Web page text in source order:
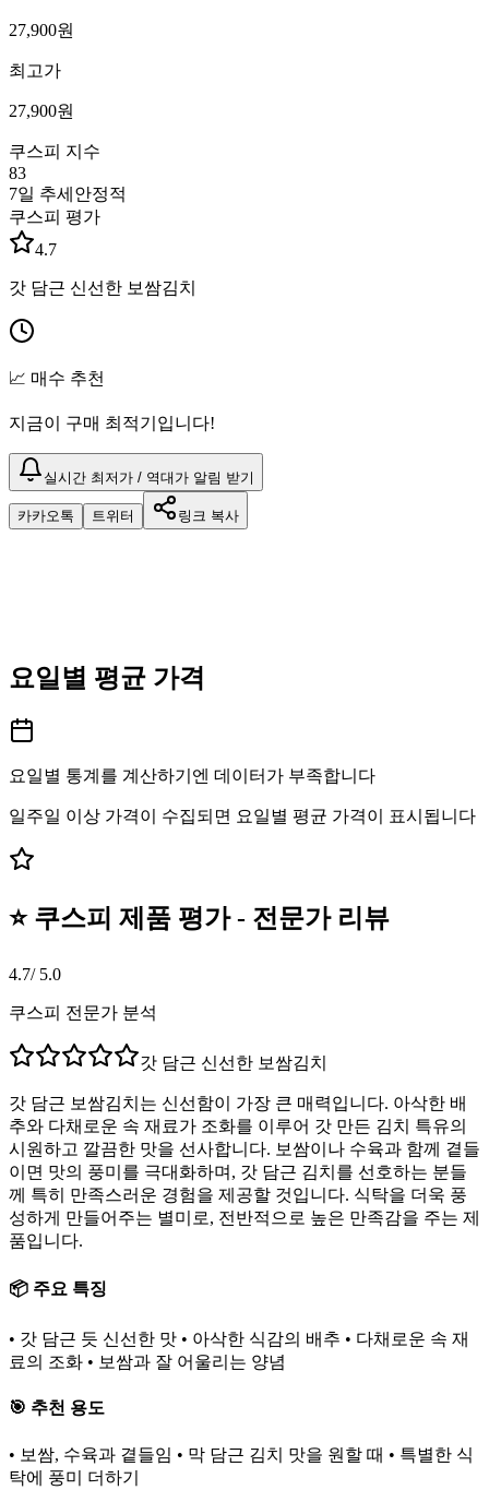
27,900원
최고가
27,900원
쿠스피 지수
83
7일 추세 안정적
쿠스피 평가
4.7
갓 담근 신선한 보쌈김치
📈 매수 추천
지금이 구매 최적기입니다!
실시간 최저가 / 역대가 알림 받기
카카오톡 트위터 링크 복사
요일별 평균 가격
요일별 통계를 계산하기엔 데이터가 부족합니다
일주일 이상 가격이 수집되면 요일별 평균 가격이 표시됩니다
⭐ 쿠스피 제품 평가 - 전문가 리뷰
4.7/ 5.0
쿠스피 전문가 분석
갓 담근 신선한 보쌈김치
갓 담근 보쌈김치는 신선함이 가장 큰 매력입니다. 아삭한 배
추와 다채로운 속 재료가 조화를 이루어 갓 만든 김치 특유의
시원하고 깔끔한 맛을 선사합니다. 보쌈이나 수육과 함께 곁들
이면 맛의 풍미를 극대화하며, 갓 담근 김치를 선호하는 분들
께 특히 만족스러운 경험을 제공할 것입니다. 식탁을 더욱 풍
성하게 만들어주는 별미로, 전반적으로 높은 만족감을 주는 제
품입니다.
📦 주요 특징
• 갓 담근 듯 신선한 맛 • 아삭한 식감의 배추 • 다채로운 속 재
료의 조화 • 보쌈과 잘 어울리는 양념
🎯 추천 용도
• 보쌈, 수육과 곁들임 • 막 담근 김치 맛을 원할 때 • 특별한 식
탁에 풍미 더하기